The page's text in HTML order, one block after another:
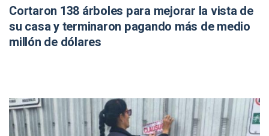
Cortaron 138 árboles para mejorar la vista de
su casa y terminaron pagando más de medio
millón de dólares